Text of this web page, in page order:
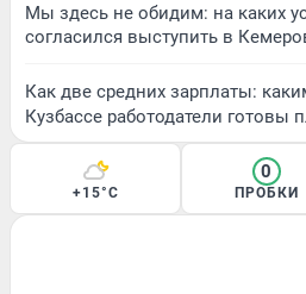
Мы здесь не обидим: на каких
согласился выступить в
Как две средних зарплаты:
Кузбассе работодатели готовы
+15°C
0
ПРОБКИ